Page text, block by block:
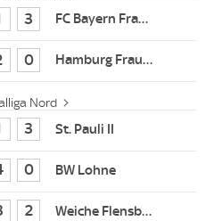
3
0
Nord
3
0
2